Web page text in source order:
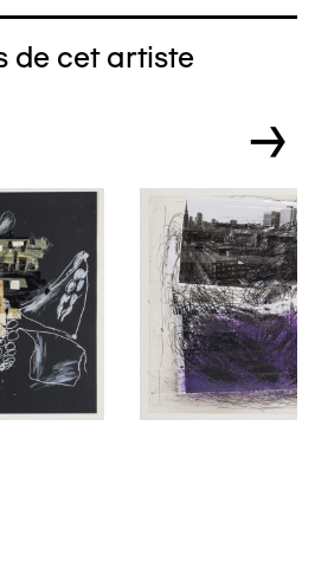
de cet artiste
→